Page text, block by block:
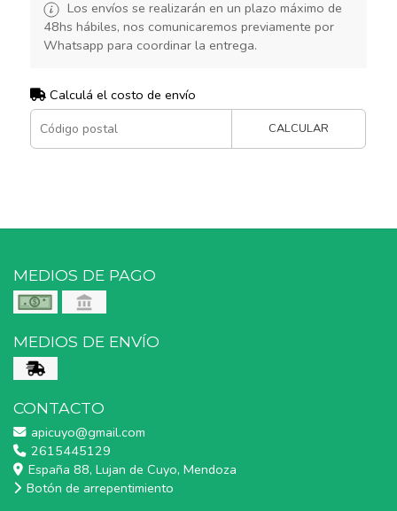
Los envíos se realizarán en un plazo máximo de
48hs hábiles, nos comunicaremos previamente por
Whatsapp para coordinar la entrega.
Calculá el costo de envío
CALCULAR
MEDIOS DE PAGO
MEDIOS DE ENVÍO
CONTACTO
apicuyo@gmail.com
2615445129
España 88, Lujan de Cuyo, Mendoza
Botón de arrepentimiento